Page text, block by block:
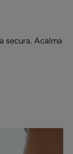
secura. Acalma